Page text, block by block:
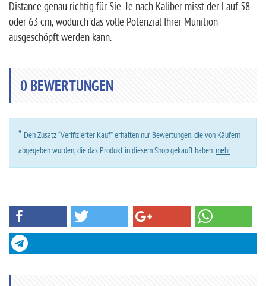
Distance genau richtig für Sie. Je nach Kaliber misst der Lauf 58
oder 63 cm, wodurch das volle Potenzial Ihrer Munition
ausgeschöpft werden kann.
0 BEWERTUNGEN
* Den Zusatz “Verifizierter Kauf” erhalten nur Bewertungen, die von Käufern
abgegeben wurden, die das Produkt in diesem Shop gekauft haben.mehr